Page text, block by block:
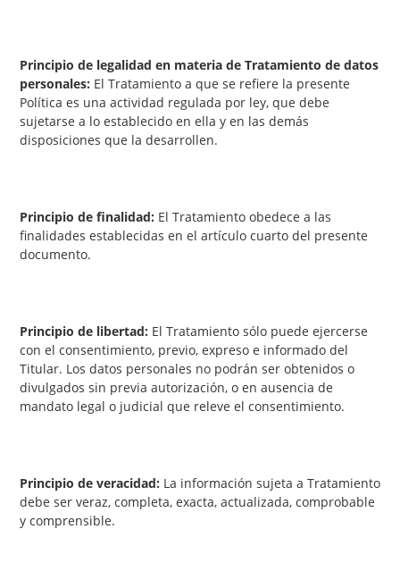
Principio de legalidad en materia de Tratamiento de datos
personales: El Tratamiento a que se refiere la presente
Política es una actividad regulada por ley, que debe
sujetarse a lo establecido en ella y en las demás
disposiciones que la desarrollen.
Principio de finalidad: El Tratamiento obedece a las
finalidades establecidas en el artículo cuarto del presente
documento.
Principio de libertad: El Tratamiento sólo puede ejercerse
con el consentimiento, previo, expreso e informado del
Titular. Los datos personales no podrán ser obtenidos o
divulgados sin previa autorización, o en ausencia de
mandato legal o judicial que releve el consentimiento.
Principio de veracidad: La información sujeta a Tratamiento
debe ser veraz, completa, exacta, actualizada, comprobable
y comprensible.